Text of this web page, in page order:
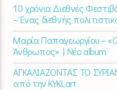
10 χρόνια Διεθνές
– Ένας διεθνής
Μαρία Παπαγεωργίου – «Ο
Άνθρωπος» | Νέο album
ΑΓΚΑΛΙΑΖΟΝΤΑΣ ΤΟ
από την KYKLart